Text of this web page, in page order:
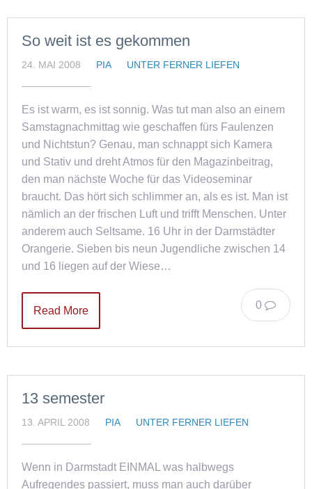
So weit ist es gekommen
24. MAI 2008 PIA UNTER FERNER LIEFEN
Es ist warm, es ist sonnig. Was tut man also an einem
Samstagnachmittag wie geschaffen fürs Faulenzen
und Nichtstun? Genau, man schnappt sich Kamera
und Stativ und dreht Atmos für den Magazinbeitrag,
den man nächste Woche für das Videoseminar
braucht. Das hört sich schlimmer an, als es ist. Man ist
nämlich an der frischen Luft und trifft Menschen. Unter
anderem auch Seltsame. 16 Uhr in der Darmstädter
Orangerie. Sieben bis neun Jugendliche zwischen 14
und 16 liegen auf der Wiese…
0
Read More
13 semester
13. APRIL 2008 PIA UNTER FERNER LIEFEN
Wenn in Darmstadt EINMAL was halbwegs
Aufregendes passiert, muss man auch darüber